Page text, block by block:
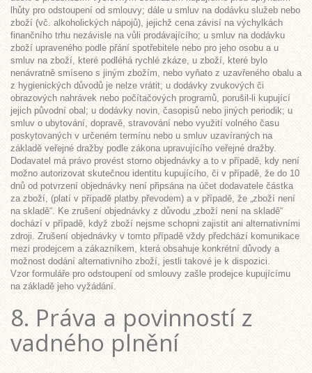
lhůty pro odstoupení od smlouvy; dále u smluv na dodávku služeb nebo
zboží (vč. alkoholických nápojů), jejichž cena závisí na výchylkách
finančního trhu nezávisle na vůli prodávajícího; u smluv na dodávku
zboží upraveného podle přání spotřebitele nebo pro jeho osobu a u
smluv na zboží, které podléhá rychlé zkáze, u zboží, které bylo
nenávratně smíseno s jiným zbožím, nebo vyňato z uzavřeného obalu a
z hygienických důvodů je nelze vrátit; u dodávky zvukových či
obrazových nahrávek nebo počítačových programů, porušil-li kupující
jejich původní obal; u dodávky novin, časopisů nebo jiných periodik; u
smluv o ubytování, dopravě, stravování nebo využití volného času
poskytovaných v určeném termínu nebo u smluv uzavíraných na
základě veřejné dražby podle zákona upravujícího veřejné dražby.
Dodavatel má právo provést storno objednávky a to v případě, kdy není
možno autorizovat skutečnou identitu kupujícího, či v případě, že do 10
dnů od potvrzení objednávky není připsána na účet dodavatele částka
za zboží, (platí v případě platby převodem) a v případě, že „zboží není
na skladě“. Ke zrušení objednávky z důvodu „zboží není na skladě“
dochází v případě, když zboží nejsme schopni zajistit ani alternativními
zdroji. Zrušení objednávky v tomto případě vždy předchází komunikace
mezi prodejcem a zákazníkem, která obsahuje konkrétní důvody a
možnost dodání alternativního zboží, jestli takové je k dispozici.
Vzor formuláře pro odstoupení od smlouvy zašle prodejce kupujícímu
na základě jeho vyžádání.
8. Práva a povinností z
vadného plnění